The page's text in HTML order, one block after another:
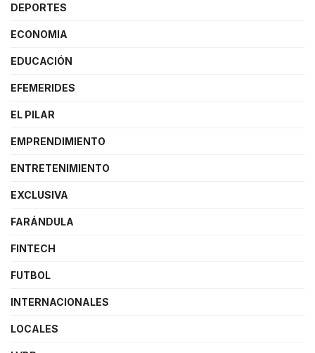
DEPORTES
ECONOMIA
EDUCACIÓN
EFEMERIDES
EL PILAR
EMPRENDIMIENTO
ENTRETENIMIENTO
EXCLUSIVA
FARÁNDULA
FINTECH
FUTBOL
INTERNACIONALES
LOCALES